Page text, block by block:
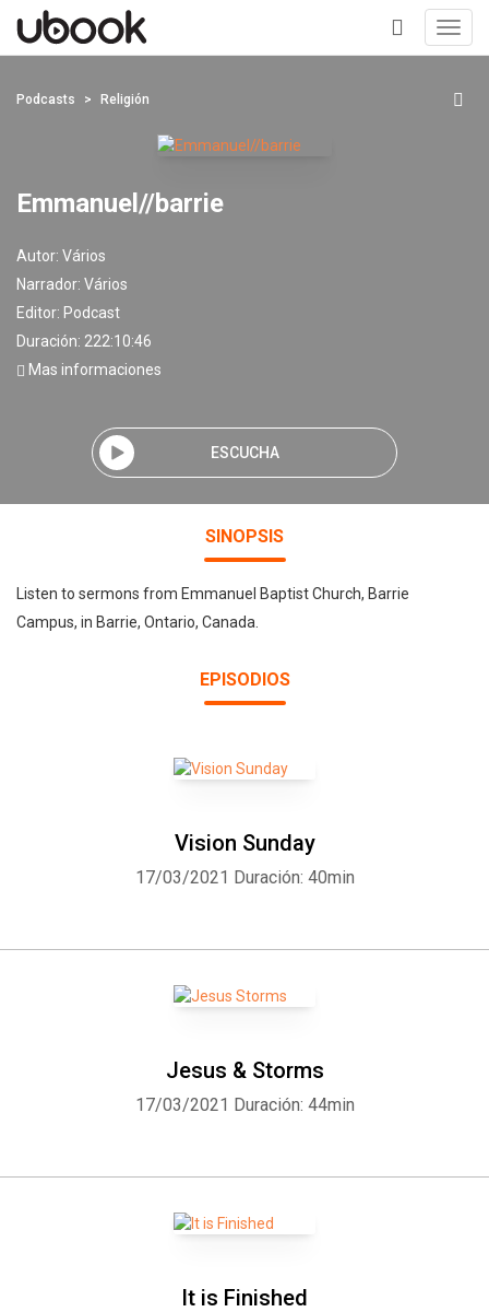
+
Podcasts Religión
Emmanuel//barrie
Autor: Vários
Narrador: Vários
Editor: Podcast
Duración: 222:10:46
Mas informaciones
ESCUCHA
SINOPSIS
Listen to sermons from Emmanuel Baptist Church, Barrie
Campus, in Barrie, Ontario, Canada.
EPISODIOS
Vision Sunday
17/03/2021 Duración: 40min
Jesus & Storms
17/03/2021 Duración: 44min
It is Finished